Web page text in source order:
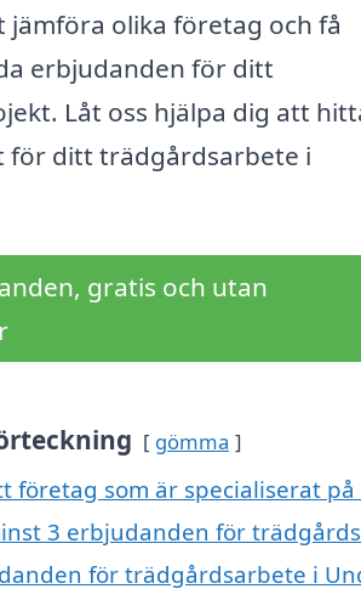
jämföra olika företag och få
erbjudanden för ditt
Låt oss hjälpa dig att
för ditt trädgårdsarbete i
gratis och utan
gömma
företag som är specialiserat
3 erbjudanden för
för trädgårdsarbete i